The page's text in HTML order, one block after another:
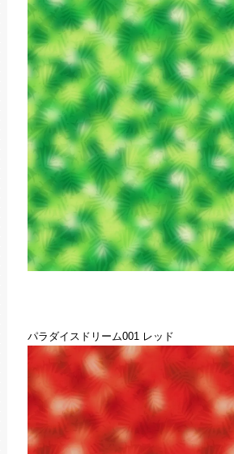
パラダイスドリーム001 レッド